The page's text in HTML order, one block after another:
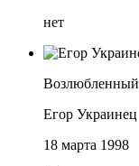
нет
Возлюбленный
Егор Украинец
18 марта 1998